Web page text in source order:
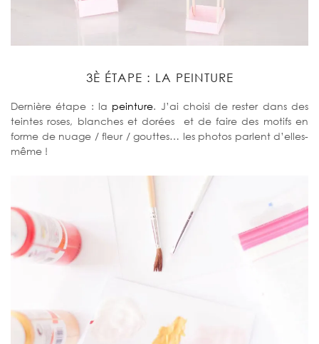
3È ÉTAPE : LA PEINTURE
Dernière étape : la peinture. J’ai choisi de rester dans des
teintes roses, blanches et dorées et de faire des motifs en
forme de nuage / fleur / gouttes… les photos parlent d’elles-
même !